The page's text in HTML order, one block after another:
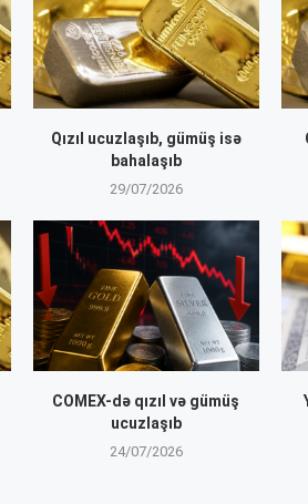
Qızıl ucuzlaşıb, gümüş isə
bahalaşıb
29/07/2026
COMEX-də qızıl və gümüş
ucuzlaşıb
24/07/2026